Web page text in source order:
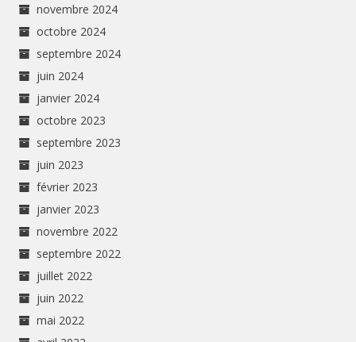
novembre 2024
octobre 2024
septembre 2024
juin 2024
janvier 2024
octobre 2023
septembre 2023
juin 2023
février 2023
janvier 2023
novembre 2022
septembre 2022
juillet 2022
juin 2022
mai 2022